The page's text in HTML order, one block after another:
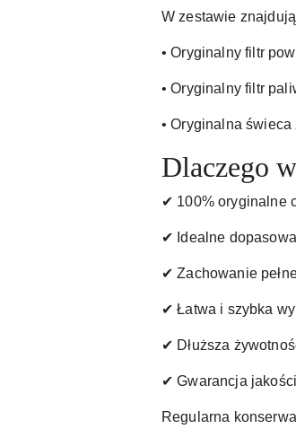
W zestawie
• Oryginalny filtr
• Oryginalny filtr
• Oryginalna świeca
Dlaczego
✔ 100% oryginalne
✔ Idealne
✔ Zachowanie
✔ Łatwa i szybka
✔ Dłuższa
✔ Gwarancja
Regularna